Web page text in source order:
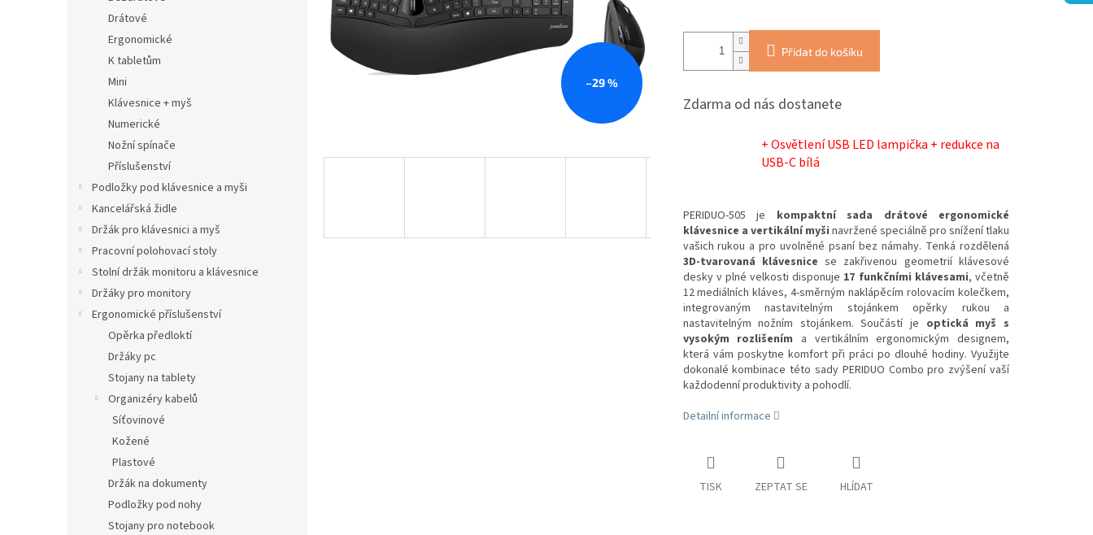
Drátové
Ergonomické
K tabletům
Mini
Klávesnice + myš
Numerické
Nožní spínače
Příslušenství
Podložky pod klávesnice a myši
Kancelářská židle
Držák pro klávesnici a myš
Pracovní polohovací stoly
Stolní držák monitoru a klávesnice
Držáky pro monitory
Ergonomické příslušenství
Opěrka předloktí
Držáky pc
Stojany na tablety
Organizéry kabelů
Síťovinové
Kožené
Plastové
Držák na dokumenty
Podložky pod nohy
Stojany pro notebook
–29 %
Přidat do košíku
Zdarma od nás dostanete
+ Osvětlení USB LED lampička + redukce na
USB-C bílá
PERIDUO-505 je kompaktní sada drátové ergonomické
klávesnice a vertikální myši navržené speciálně pro snížení tlaku
vašich rukou a pro uvolněné psaní bez námahy. Tenká rozdělená
3D-tvarovaná klávesnice se zakřivenou geometrií klávesové
desky v plné velkosti disponuje 17 funkčními klávesami, včetně
12 mediálních kláves, 4-směrným naklápěcím rolovacím kolečkem,
integrovaným nastavitelným stojánkem opěrky rukou a
nastavitelným nožním stojánkem. Součástí je optická myš s
vysokým rozlišením a vertikálním ergonomickým designem,
která vám poskytne komfort při práci po dlouhé hodiny. Využijte
dokonalé kombinace této sady PERIDUO Combo pro zvýšení vaší
každodenní produktivity a pohodlí.
Detailní informace
TISK ZEPTAT SE HLÍDAT